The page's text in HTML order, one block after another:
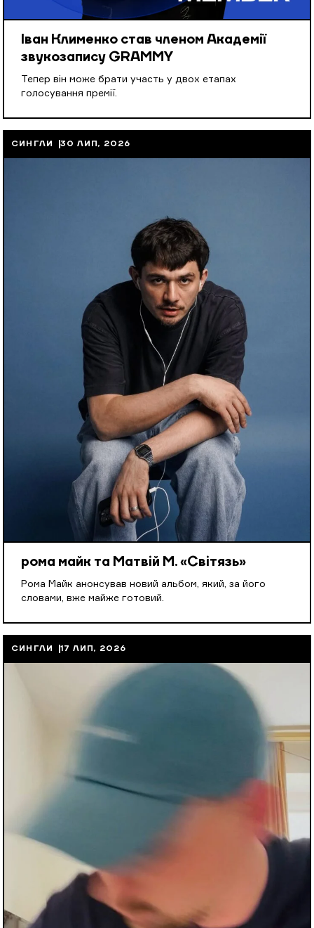
Іван Клименко став членом Академії
звукозапису GRAMMY
Тепер він може брати участь у двох етапах
голосування премії.
СИНГЛИ 30 ЛИП, 2026
рома майк та Матвій М. «Світязь»
Рома Майк анонсував новий альбом, який, за його
словами, вже майже готовий.
СИНГЛИ 17 ЛИП, 2026